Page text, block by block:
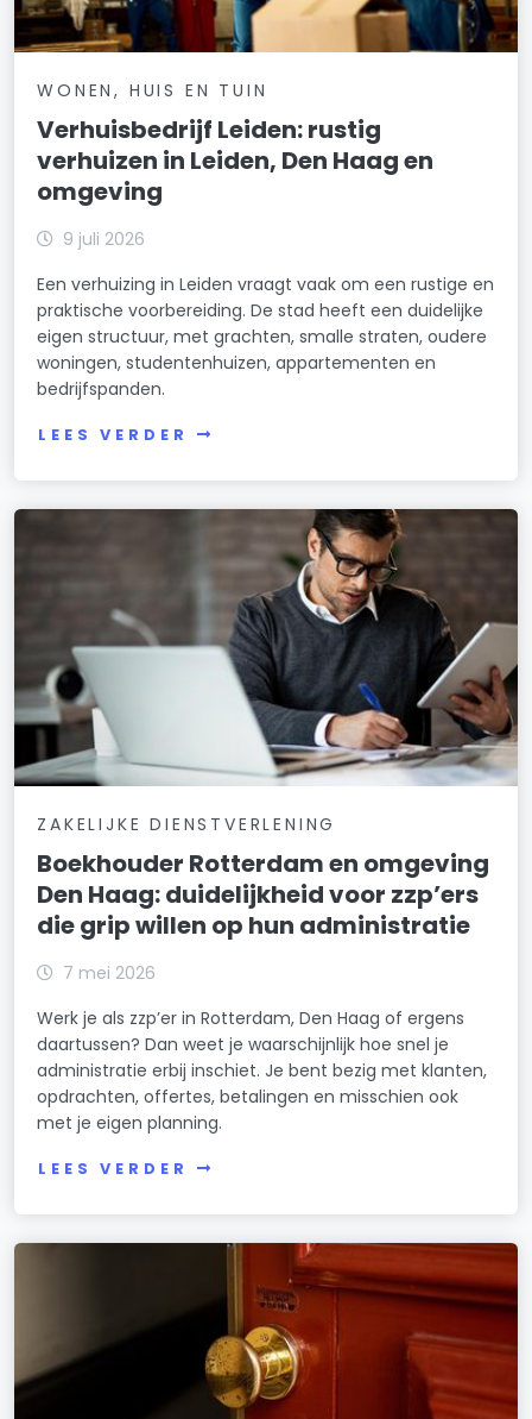
WONEN, HUIS EN TUIN
Verhuisbedrijf Leiden: rustig
verhuizen in Leiden, Den Haag en
omgeving
9 juli 2026
Een verhuizing in Leiden vraagt vaak om een rustige en
praktische voorbereiding. De stad heeft een duidelijke
eigen structuur, met grachten, smalle straten, oudere
woningen, studentenhuizen, appartementen en
bedrijfspanden.
LEES VERDER
ZAKELIJKE DIENSTVERLENING
Boekhouder Rotterdam en omgeving
Den Haag: duidelijkheid voor zzp’ers
die grip willen op hun administratie
7 mei 2026
Werk je als zzp’er in Rotterdam, Den Haag of ergens
daartussen? Dan weet je waarschijnlijk hoe snel je
administratie erbij inschiet. Je bent bezig met klanten,
opdrachten, offertes, betalingen en misschien ook
met je eigen planning.
LEES VERDER